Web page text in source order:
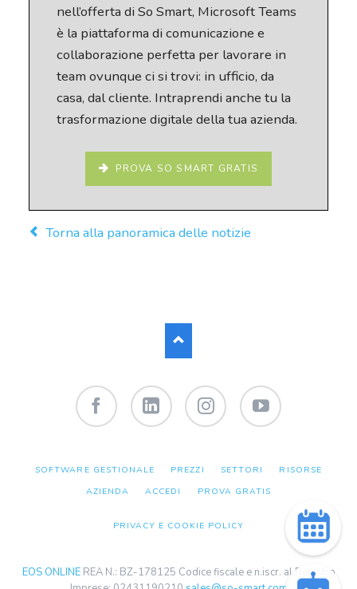
nell’offerta di So Smart, Microsoft Teams
è la piattaforma di comunicazione e
collaborazione perfetta per lavorare in
team ovunque ci si trovi: in ufficio, da
casa, dal cliente. Intraprendi anche tu la
trasformazione digitale della tua azienda.
PROVA SO SMART GRATIS
Torna alla panoramica delle notizie
SALTA
NAVIGAZIONE
SOFTWARE GESTIONALE PREZZI SETTORI
RISORSE
AZIENDA
ACCEDI PROVA GRATIS
PRIVACY E COOKIE POLICY
EOS ONLINEREA N.: BZ-178125 Codice fiscale e n.iscr. al Registro